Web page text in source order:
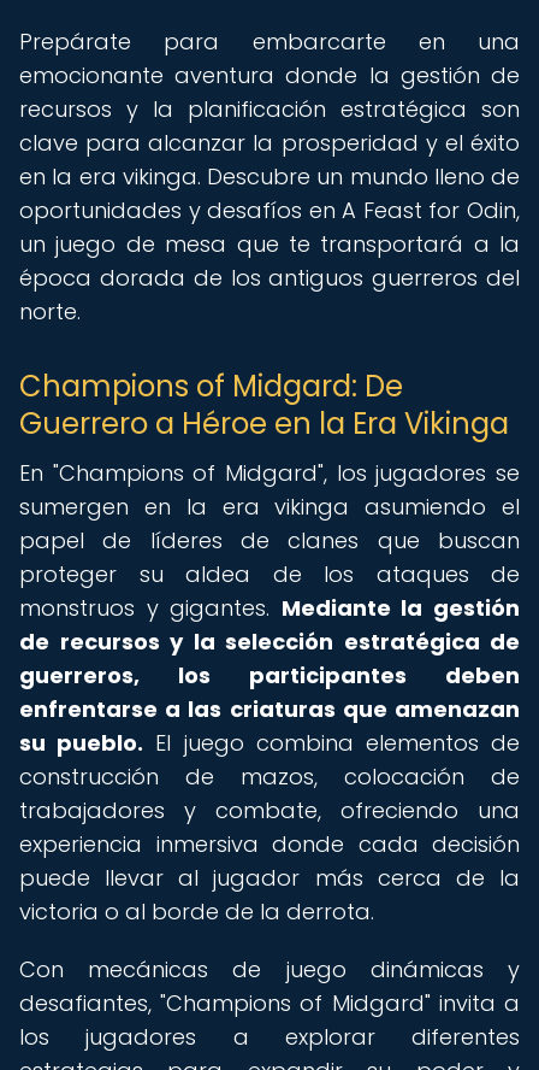
Prepárate para embarcarte en una
emocionante aventura donde la gestión de
recursos y la planificación estratégica son
clave para alcanzar la prosperidad y el éxito
en la era vikinga. Descubre un mundo lleno de
oportunidades y desafíos en A Feast for Odin,
un juego de mesa que te transportará a la
época dorada de los antiguos guerreros del
norte.
Champions of Midgard: De
Guerrero a Héroe en la Era Vikinga
En "Champions of Midgard", los jugadores se
sumergen en la era vikinga asumiendo el
papel de líderes de clanes que buscan
proteger su aldea de los ataques de
monstruos y gigantes. Mediante la gestión
de recursos y la selección estratégica de
guerreros, los participantes deben
enfrentarse a las criaturas que amenazan
su pueblo. El juego combina elementos de
construcción de mazos, colocación de
trabajadores y combate, ofreciendo una
experiencia inmersiva donde cada decisión
puede llevar al jugador más cerca de la
victoria o al borde de la derrota.
Con mecánicas de juego dinámicas y
desafiantes, "Champions of Midgard" invita a
los jugadores a explorar diferentes